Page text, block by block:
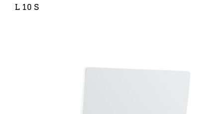
L 10 S